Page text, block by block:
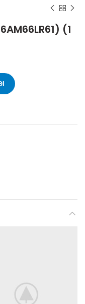
(1
ΤΕΜ) ποσότητα